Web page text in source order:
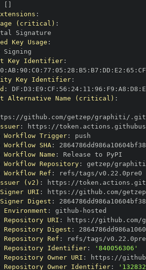
:
(critical) :
Key Usage :
Key Identifier:
: AB: 90 : C0 : 77 : 05 : 28 : B5 : B7 : DD : E2 : 65 : CF
Key Identifier:
: DF : D3 : E9 : CF : 56 : 24: 11 : 96 : F9 : A8 : D8 :
Alternative Name (critical) :
: //github.com/getzep/graphiti/
: https :
Workflow Trigger:
Workflow SHA:
Workflow Name :
Workflow Repository:
Workflow Ref :
(v2) : https :
URI : https : //github.com/
Digest :
Environment : github -
Repository URI : https :
Repository Digest :
Repository Ref :
Repository Identifier:
'840056306'
Repository Owner URI : https :
Repository Owner Identifier: